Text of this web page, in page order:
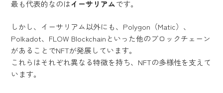
最も代表的なのはイーサリアムです。
しかし、イーサリアム以外にも、Polygon（Matic）、
Polkadot、FLOW Blockchainといった他のブロックチェーン
があることでNFTが発展しています。
これらはそれぞれ異なる特徴を持ち、NFTの多様性を支えて
います。